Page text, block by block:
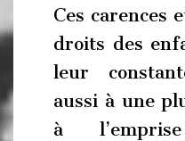
Ces carences
droits des
leur
aussi à une
à